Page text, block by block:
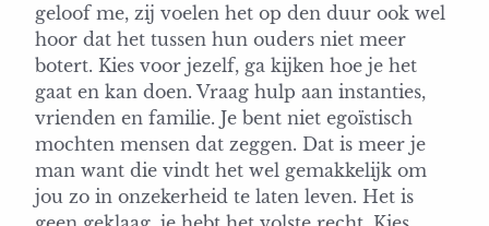
geloof me, zij voelen het op den duur ook wel
hoor dat het tussen hun ouders niet meer
botert. Kies voor jezelf, ga kijken hoe je het
gaat en kan doen. Vraag hulp aan instanties,
vrienden en familie. Je bent niet egoïstisch
mochten mensen dat zeggen. Dat is meer je
man want die vindt het wel gemakkelijk om
jou zo in onzekerheid te laten leven. Het is